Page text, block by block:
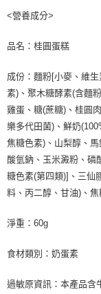
<營養成分>
品名：桂圓蛋糕
成份：麵粉[小麥、維
素)、聚木糖酵素(含麵
雞蛋、糖(蔗糖)、桂圓
樂多代田菌)、鮮奶
焦糖色素)、山梨醇、
酸氫鈉、玉米澱粉、磷
糖色素(第四類)]、三仙
料、丙二醇、甘油)、
淨重：60g
食材類別：奶蛋素
過敏原資訊：本產品含